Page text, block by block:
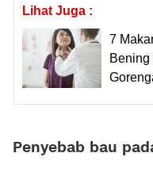
Lihat Juga :
7
Bening
Penyebab bau